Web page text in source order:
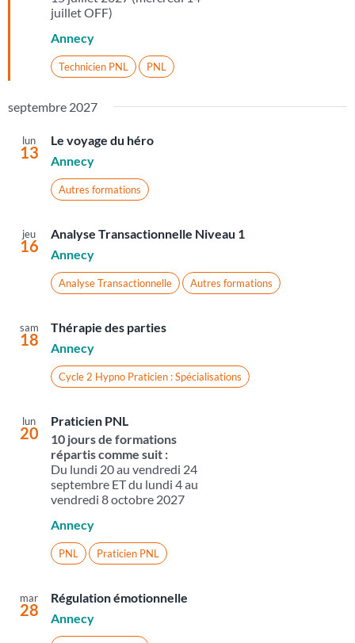
juillet OFF)
Annecy
Technicien PNL PNL
septembre 2027
lun
13
Le voyage du héro
Annecy
Autres formations
jeu
16
Analyse Transactionnelle Niveau 1
Annecy
Analyse Transactionnelle Autres formations
sam
18
Thérapie des parties
Annecy
Cycle 2 Hypno Praticien : Spécialisations
lun
20
Praticien PNL
10 jours de formations
répartis comme suit :
Du lundi 20 au vendredi 24
septembre ET du lundi 4 au
vendredi 8 octobre 2027
Annecy
PNL Praticien PNL
mar
28
Régulation émotionnelle
Annecy